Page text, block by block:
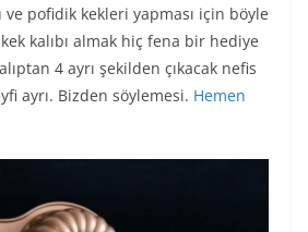
pofidik kekleri yapması için böyle
kalıbı almak hiç fena bir hediye
4 ayrı şekilden çıkacak nefis
ayrı. Bizden söylemesi. Hemen